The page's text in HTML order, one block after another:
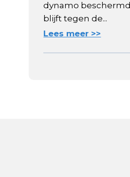
dynamo beschermd
blijft tegen de...
Lees meer >>